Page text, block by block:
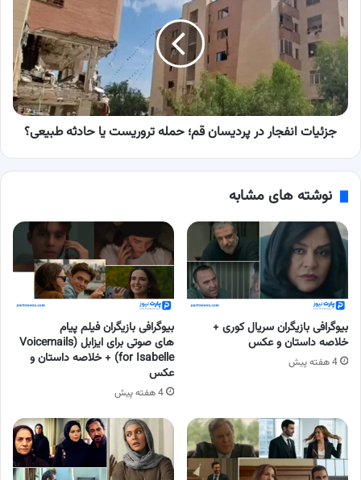
در
پردیسان
قم؛
حمله
تروریست
یا
حادثه
طبیعی؟
جزئیات انفجار در پردیسان قم؛ حمله تروریست یا حادثه طبیعی؟
نوشته های مشابه
بیوگرافی بازیگران سریال کوری +
خلاصه داستان و عکس
4 هفته پیش
بیوگرافی بازیگران فیلم پیام
های صوتی برای ایزابل (Voicemails
for Isabelle) + خلاصه داستان و
عکس
4 هفته پیش